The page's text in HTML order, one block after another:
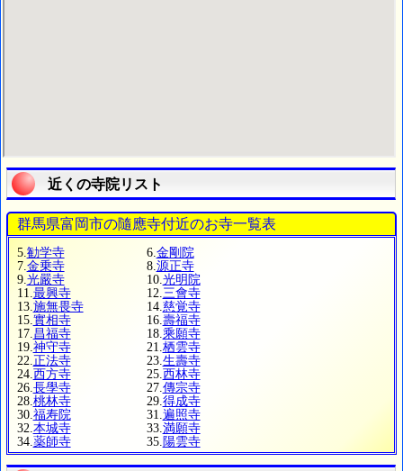
近くの寺院リスト
群馬県富岡市の隨應寺付近のお寺一覧表
5. 勧学寺 6. 金剛院
7. 金乗寺 8. 源正寺
9. 光嚴寺 10. 光明院
11. 最興寺 12. 三會寺
13. 施無畏寺 14. 慈覚寺
15. 實相寺 16. 壽福寺
17. 昌福寺 18. 乘願寺
19. 神守寺 21. 栖雲寺
22. 正法寺 23. 生壽寺
24. 西方寺 25. 西林寺
26. 長學寺 27. 傳宗寺
28. 桃林寺 29. 得成寺
30. 福寿院 31. 遍照寺
32. 本城寺 33. 満願寺
34. 薬師寺 35. 陽雲寺